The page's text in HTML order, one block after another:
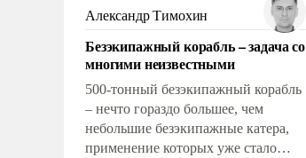
слабым, идти вперед и
адаптироваться.
Александр Тимохин
Безэкипажный корабль – задача со
многими неизвестными
500-тонный безэкипажный корабль
– нечто гораздо большее, чем
небольшие безэкипажные катера,
применение которых уже стало